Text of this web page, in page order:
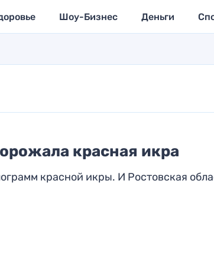
Шоу-Бизнес Деньги
красная икра
красной икры. И Ростовская